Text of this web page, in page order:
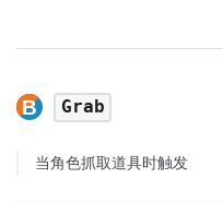
Grab
当角色抓取道具时触发